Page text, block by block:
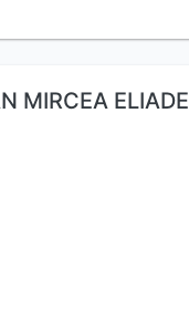
MIRCEA ELIADE